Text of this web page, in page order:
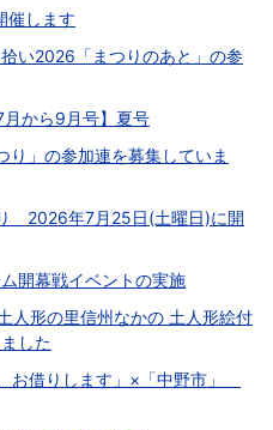
催します
い2026「まつりのあと」の参
から9月号】夏号
り」の参加連を募集していま
2026年7月25日(土曜日)に開
開幕戦イベントの実施
人形の里信州なかの 土人形絵付
した
お借りします」×「中野市」